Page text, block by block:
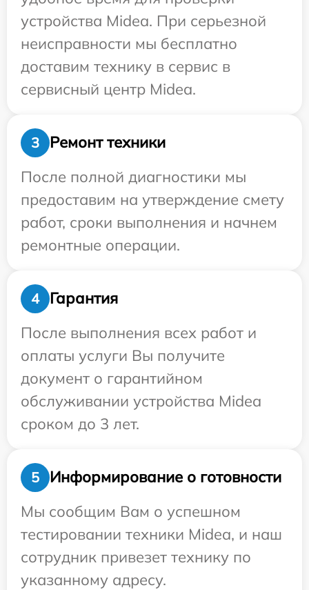
устройства Midea. При серьезной
неисправности мы бесплатно
доставим технику в сервис в
сервисный центр Midea.
3
Ремонт техники
После полной диагностики мы
предоставим на утверждение смету
работ, сроки выполнения и начнем
ремонтные операции.
4
Гарантия
После выполнения всех работ и
оплаты услуги Вы получите
документ о гарантийном
обслуживании устройства Midea
сроком до 3 лет.
5
Информирование о готовности
Мы сообщим Вам о успешном
тестировании техники Midea, и наш
сотрудник привезет технику по
указанному адресу.